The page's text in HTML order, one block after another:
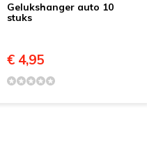
Gelukshanger auto 10
stuks
€ 4,95